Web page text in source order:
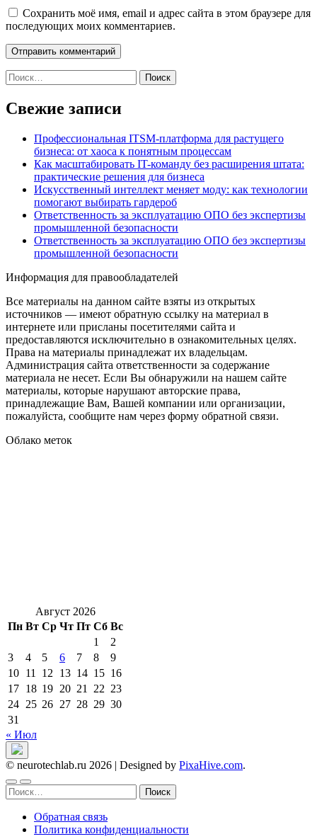
Сохранить моё имя, email и адрес сайта в этом браузере для
последующих моих комментариев.
Найти:
Свежие записи
Профессиональная ITSM-платформа для растущего
бизнеса: от хаоса к понятным процессам
Как масштабировать IT-команду без расширения штата:
практические решения для бизнеса
Искусственный интеллект меняет моду: как технологии
помогают выбирать гардероб
Ответственность за эксплуатацию ОПО без экспертизы
промышленной безопасности
Ответственность за эксплуатацию ОПО без экспертизы
промышленной безопасности
Информация для правообладателей
Все материалы на данном сайте взяты из открытых
источников — имеют обратную ссылку на материал в
интернете или присланы посетителями сайта и
предоставляются исключительно в ознакомительных целях.
Права на материалы принадлежат их владельцам.
Администрация сайта ответственности за содержание
материала не несет. Если Вы обнаружили на нашем сайте
материалы, которые нарушают авторские права,
принадлежащие Вам, Вашей компании или организации,
пожалуйста, сообщите нам через форму обратной связи.
Облако меток
Август 2026
Пн Вт Ср Чт Пт Сб Вс
1
2
3
4 5 6 7 8
9
10 11 12 13 14 15 16
17 18 19 20 21 22 23
24 25 26 27 28 29 30
31
« Июл
© neurotechlab.ru 2026 | Designed by PixaHive.com.
Найти:
Обратная связь
Политика конфиденциальности